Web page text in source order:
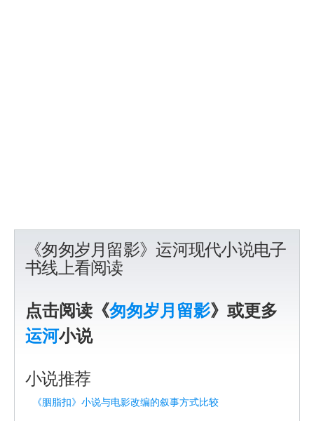
《匆匆岁月留影》运河现代小说电子
书线上看阅读
点击阅读《匆匆岁月留影》或更多
运河小说
小说推荐
《胭脂扣》小说与电影改编的叙事方式比较